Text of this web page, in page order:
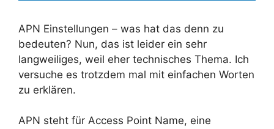
APN Einstellungen – was hat das denn zu
bedeuten? Nun, das ist leider ein sehr
langweiliges, weil eher technisches Thema. Ich
versuche es trotzdem mal mit einfachen Worten
zu erklären.
APN steht für Access Point Name, eine